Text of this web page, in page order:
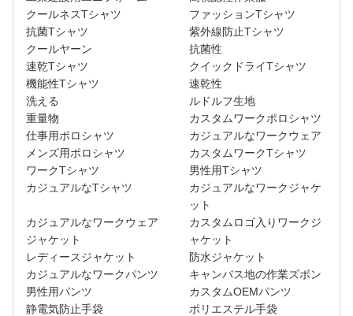
クールネスTシャツ
ファッションTシャツ
抗菌Tシャツ
紫外線防止Tシャツ
クールヤーン
抗菌性
速乾Tシャツ
クイックドライTシャツ
機能性Tシャツ
速乾性
洗える
ルドルフ生地
重量物
カスタムワークポロシャツ
仕事用ポロシャツ
カジュアルなワークウェア
メンズ用ポロシャツ
カスタムワークTシャツ
ワークTシャツ
男性用Tシャツ
カジュアルなTシャツ
カジュアルなワークジャケ
ット
カジュアルなワークウェア
ジャケット
カスタムロゴ入りワークジ
ャケット
レディースジャケット
防水ジャケット
カジュアルなワークパンツ
キャンバス地の作業ズボン
男性用パンツ
カスタムOEMパンツ
静電気防止手袋
ポリエステル手袋